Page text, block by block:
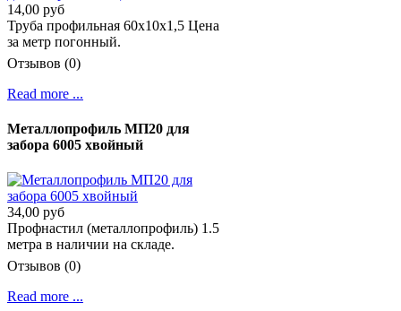
14,00 руб
Труба профильная 60х10х1,5 Цена
за метр погонный.
Отзывов (0)
Read more ...
Металлопрофиль МП20 для
забора 6005 хвойный
34,00 руб
Профнастил (металлопрофиль) 1.5
метра в наличии на складе.
Отзывов (0)
Read more ...